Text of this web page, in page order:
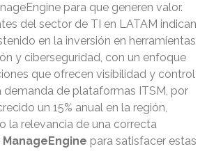
para que generen valor.
del sector de TI en LATAM indican
en la inversión en herramientas
y ciberseguridad, con un enfoque
que ofrecen visibilidad y control
demanda de plataformas ITSM, por
un 15% anual en la región,
la relevancia de una correcta
para satisfacer estas